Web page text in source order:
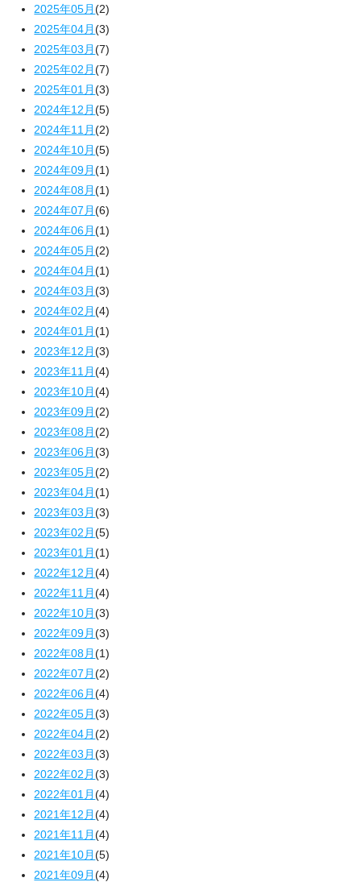
2025年05月(2)
2025年04月(3)
2025年03月(7)
2025年02月(7)
2025年01月(3)
2024年12月(5)
2024年11月(2)
2024年10月(5)
2024年09月(1)
2024年08月(1)
2024年07月(6)
2024年06月(1)
2024年05月(2)
2024年04月(1)
2024年03月(3)
2024年02月(4)
2024年01月(1)
2023年12月(3)
2023年11月(4)
2023年10月(4)
2023年09月(2)
2023年08月(2)
2023年06月(3)
2023年05月(2)
2023年04月(1)
2023年03月(3)
2023年02月(5)
2023年01月(1)
2022年12月(4)
2022年11月(4)
2022年10月(3)
2022年09月(3)
2022年08月(1)
2022年07月(2)
2022年06月(4)
2022年05月(3)
2022年04月(2)
2022年03月(3)
2022年02月(3)
2022年01月(4)
2021年12月(4)
2021年11月(4)
2021年10月(5)
2021年09月(4)